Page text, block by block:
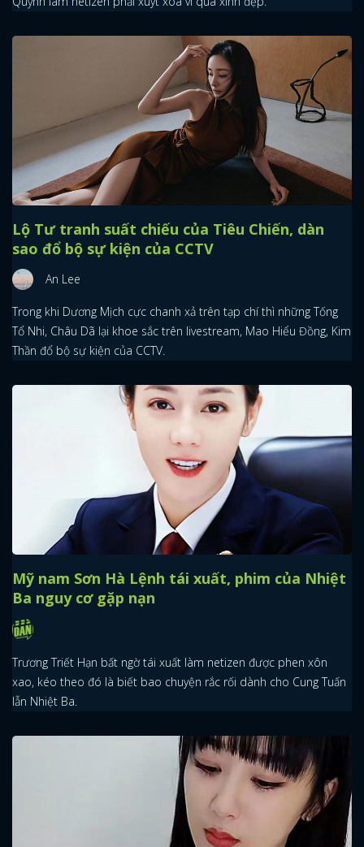
Lộ Tư tranh suất chiếu của Tiêu Chiến, dàn
sao đổ bộ sự kiện của CCTV
An Lee
Trong khi Dương Mịch cực chanh xả trên tạp chí thì những Tống
Tổ Nhi, Châu Dã lại khoe sắc trên livestream, Mao Hiểu Đồng, Kim
Thần đổ bộ sự kiện của CCTV.
Mỹ nam Sơn Hà Lệnh tái xuất, phim của Nhiệt
Ba nguy cơ gặp nạn
Trương Triết Hạn bất ngờ tái xuất làm netizen được phen xôn
xao, kéo theo đó là biết bao chuyện rắc rối dành cho Cung Tuấn
lẫn Nhiệt Ba.